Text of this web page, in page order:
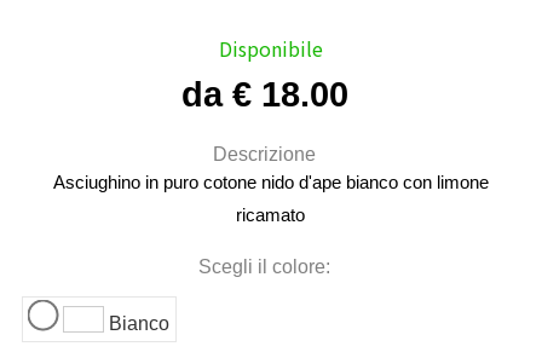
Disponibile
da € 18.00
Descrizione
Asciughino in puro cotone nido d'ape bianco con limone
ricamato
Scegli il colore:
Bianco